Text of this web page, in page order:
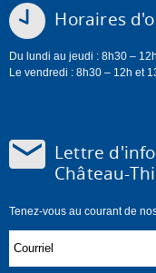
Horaires
Du lundi au jeudi : 8h30 –
Le vendredi : 8h30 – 12h et
Lettre
Château-
Tenez-vous au courant de